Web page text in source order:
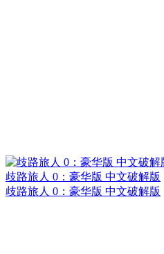
歧路旅人 0：豪华版 中文破解版
歧路旅人 0：豪华版 中文破解版